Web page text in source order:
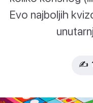
Evo najboljih
✍️